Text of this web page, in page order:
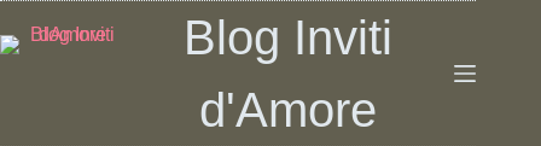
para
Blog Inviti
d'Amore